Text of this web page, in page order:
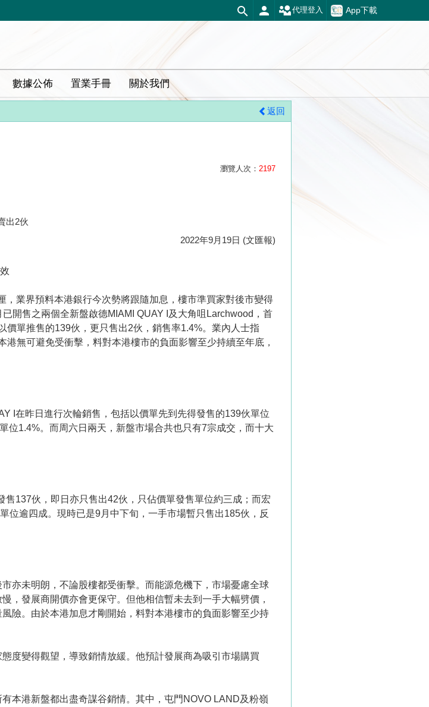
App下載
代理登入
數據公佈 置業手冊 關於我們
返回
瀏覽人次： 2197
出2伙
2022年9月19日 (文匯報)
，業界預料本港銀行今次勢將跟隨加息，樓市準買家對後市變得
開售之兩個全新盤啟德MIAMI QUAY I及大角咀Larchwood，首
價單推售的139伙，更只售出2伙，銷售率1.4%。業內人士指
無可避免受衝擊，料對本港樓市的負面影響至少持續至年底，
I在昨日進行次輪銷售，包括以價單先到先得發售的139伙單位
位1.4%。而周六日兩天，新盤市場合共也只有7宗成交，而十大
137伙，即日亦只售出42伙，只佔價單發售單位約三成；而宏
位逾四成。現時已是9月中下旬，一手市場暫只售出185伙，反
亦未明朗，不論股樓都受衝擊。而能源危機下，市場憂慮全球
，發展商開價亦會更保守。但他相信暫未去到一手大幅劈價，
險。由於本港加息才剛開始，料對本港樓市的負面影響至少持
度變得觀望，導致銷情放緩。他預計發展商為吸引市場購買
本港新盤都出盡奇謀谷銷情。其中，屯門NOVO LAND及粉嶺